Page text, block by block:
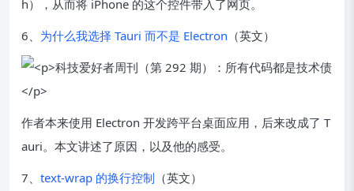
h），从而将 iPhone 的这个控件带入了网页。
6、 为什么我选择 Tauri 而不是 Electron （英文）
作者本来使用 Electron 开发跨平台桌面应用，后来改成了 T
auri。本文讲述了原因，以及他的感受。
7、 text-wrap 的换行控制 （英文）